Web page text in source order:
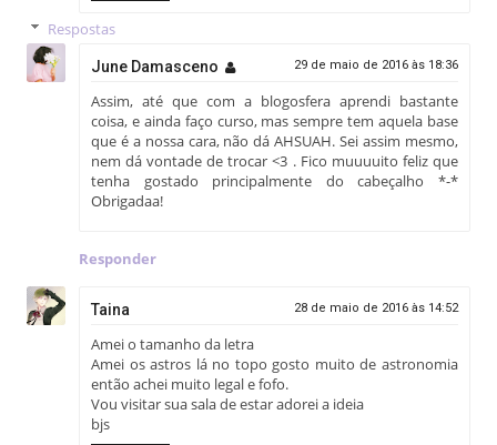
Respostas
June Damasceno 29 de maio de 2016 às 18:36
Assim, até que com a blogosfera aprendi bastante
coisa, e ainda faço curso, mas sempre tem aquela base
que é a nossa cara, não dá AHSUAH. Sei assim mesmo,
nem dá vontade de trocar <3 . Fico muuuuito feliz que
tenha gostado principalmente do cabeçalho *-*
Obrigadaa!
Responder
Taina 28 de maio de 2016 às 14:52
Amei o tamanho da letra
Amei os astros lá no topo gosto muito de astronomia
então achei muito legal e fofo.
Vou visitar sua sala de estar adorei a ideia
bjs